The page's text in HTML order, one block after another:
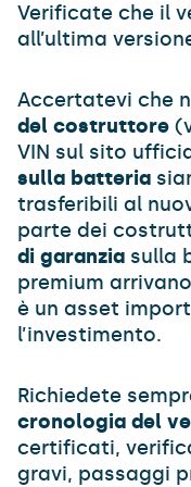
Verificate che il
all’ultima
Accertatevi che
del costruttore
VIN sul sito
sulla batteria
trasferibili al
parte dei
di garanzia sulla
premium
è un asset
l’investimento.
Richiedete
cronologia del
certificati,
gravi, passaggi